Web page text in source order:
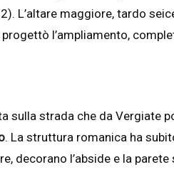
L’altare maggiore, tardo
progettò l’ampliamento,
sulla strada che da Vergiate
. La struttura romanica ha
decorano l’abside e la